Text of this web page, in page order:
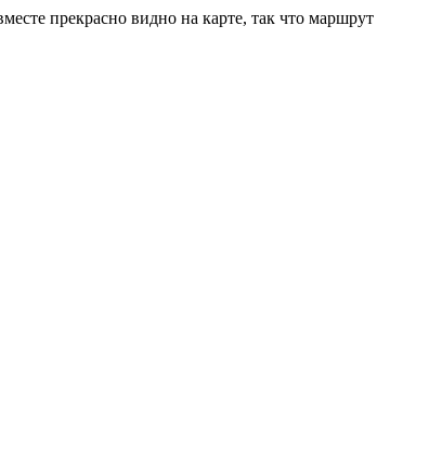
прекрасно видно на карте, так что маршрут